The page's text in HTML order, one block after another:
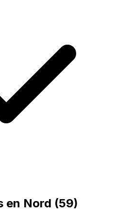
en Nord (59)